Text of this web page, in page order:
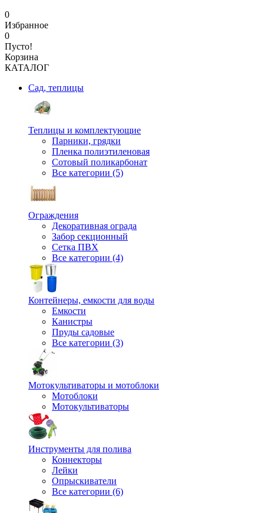
0
Избранное
0
Пусто!
Корзина
КАТАЛОГ
Сад, теплицы
Теплицы и комплектующие
Парники, грядки
Пленка полиэтиленовая
Сотовый поликарбонат
Все категории (5)
Ограждения
Декоративная ограда
Забор секционный
Сетка ПВХ
Все категории (4)
Контейнеры, емкости для воды
Емкости
Канистры
Пруды садовые
Все категории (3)
Мотокультиваторы и мотоблоки
Мотоблоки
Мотокультиваторы
Инструменты для полива
Коннекторы
Лейки
Опрыскиватели
Все категории (6)